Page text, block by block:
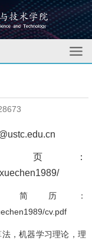
页：
简历：
cv.pdf
，机器学习理论，理